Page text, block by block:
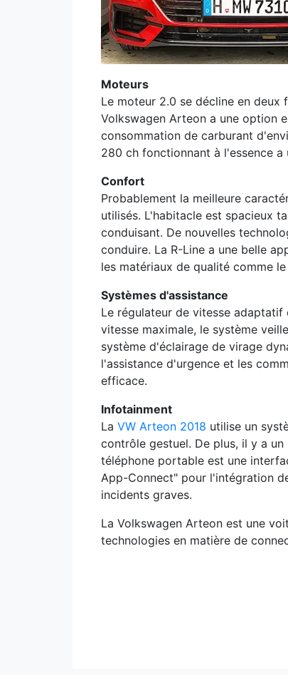
Moteurs
Le moteur 2.0 se décline en deux
Volkswagen Arteon a une option
consommation de carburant
280 ch fonctionnant à l'essence a
Confort
Probablement la meilleure
utilisés. L'habitacle est spacieux
conduisant. De nouvelles
conduire. La R-Line a une belle
les matériaux de qualité comme
Systèmes d'assistance
Le régulateur de vitesse
vitesse maximale, le système
système d'éclairage de virage
l'assistance d'urgence et les
efficace.
Infotainment
La VW Arteon 2018 utilise un
contrôle gestuel. De plus, il y a
téléphone portable est une
App-Connect" pour l'intégration
incidents graves.
La Volkswagen Arteon est une
technologies en matière de